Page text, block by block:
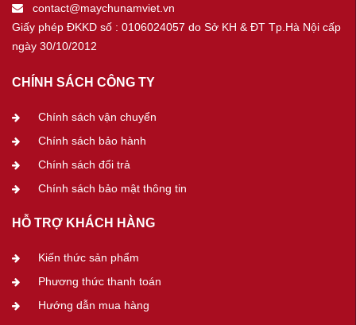
contact@maychunamviet.vn
Giấy phép ĐKKD số : 0106024057 do Sở KH & ĐT Tp.Hà Nội cấp
ngày 30/10/2012
CHÍNH SÁCH CÔNG TY
Chính sách vận chuyển
Chính sách bảo hành
Chính sách đổi trả
Chính sách bảo mật thông tin
HỖ TRỢ KHÁCH HÀNG
Kiến thức sản phẩm
Phương thức thanh toán
Hướng dẫn mua hàng